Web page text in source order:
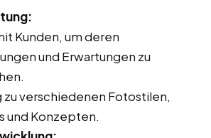
Kunden, um deren
und Erwartungen zu
zu verschiedenen Fotostilen,
und Konzepten.